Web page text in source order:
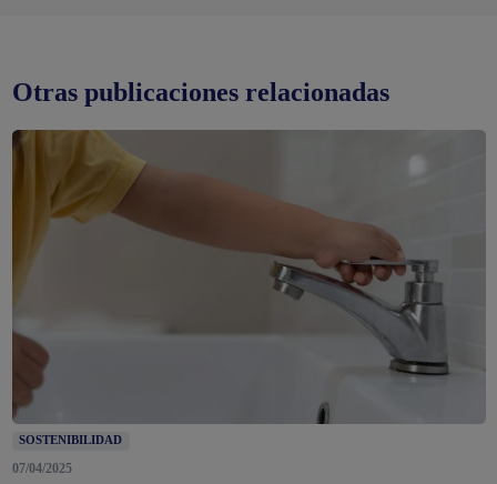
Otras publicaciones relacionadas
SOSTENIBILIDAD
07/04/2025